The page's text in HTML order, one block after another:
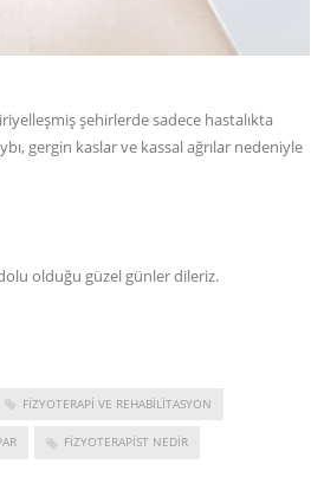
şehirlerde sadece hastalıkta
gergin kaslar ve kassal ağrılar nedeniyle
dolu olduğu güzel günler dileriz.
FIZYOTERAPI VE REHABILITASYON
FIZYOTERAPIST NEDIR